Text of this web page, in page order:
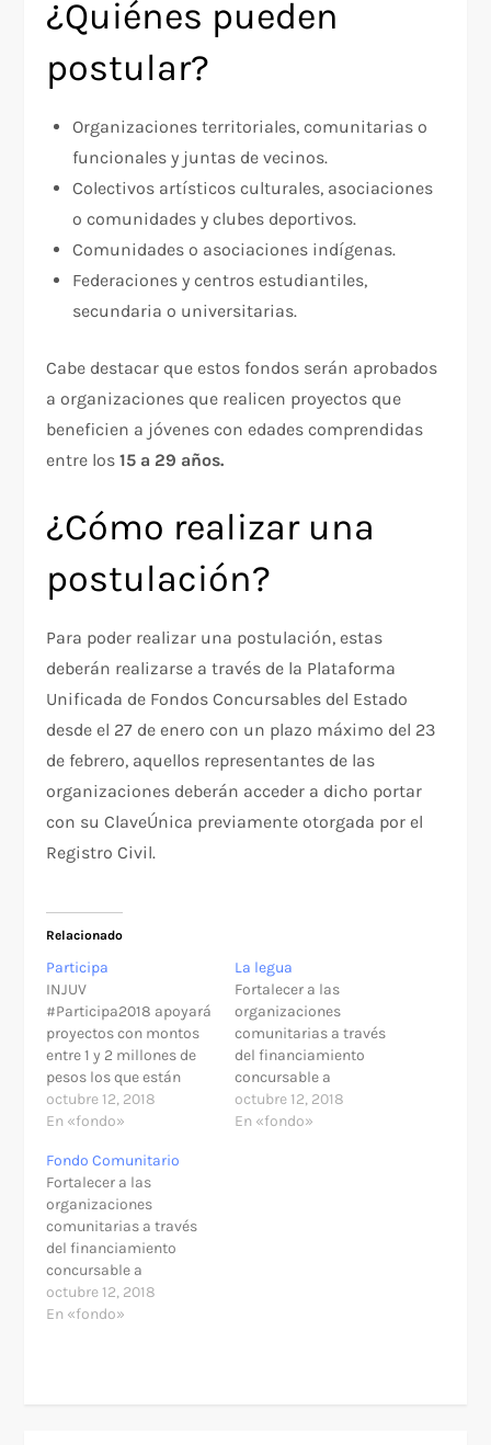
¿Quiénes pueden
postular?
Organizaciones territoriales, comunitarias o
funcionales y juntas de vecinos.
Colectivos artísticos culturales, asociaciones
o comunidades y clubes deportivos.
Comunidades o asociaciones indígenas.
Federaciones y centros estudiantiles,
secundaria o universitarias.
Cabe destacar que estos fondos serán aprobados
a organizaciones que realicen proyectos que
beneficien a jóvenes con edades comprendidas
entre los 15 a 29 años.
¿Cómo realizar una
postulación?
Para poder realizar una postulación, estas
deberán realizarse a través de la Plataforma
Unificada de Fondos Concursables del Estado
desde el 27 de enero con un plazo máximo del 23
de febrero, aquellos representantes de las
organizaciones deberán acceder a dicho portar
con su ClaveÚnica previamente otorgada por el
Registro Civil.
Relacionado
Participa
INJUV
#Participa2018 apoyará
proyectos con montos
entre 1 y 2 millones de
pesos los que están
divididos en cuotas
regionales. Podrán
vecinos y
organizaciones
comunitarias, clubes
deportivos,
asociaciones o
comunidades y
colectivos artístico-
culturales – todos
octubre 12, 2018
En «fondo»
La legua
Fortalecer a las
organizaciones
comunitarias a través
del financiamiento
concursable a
proyectos e ideas
juveniles, por medio de
octubre 12, 2018
En «fondo»
Fondo Comunitario
Fortalecer a las
organizaciones
comunitarias a través
del financiamiento
concursable a
proyectos e ideas
juveniles, por medio de
octubre 12, 2018
En «fondo»